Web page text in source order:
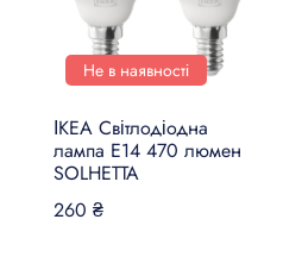
Не в наявності
ІКЕА Світлодіодна
лампа E14 470 люмен
SOLHETTA
260 ₴